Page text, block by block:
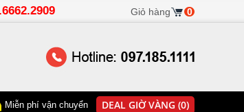
DEAL GIỜ VÀNG (0)
Miễn phí vận chuyển
0
Giỏ hàng